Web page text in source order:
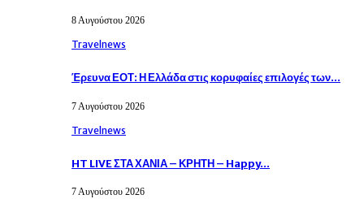
8 Αυγούστου 2026
Travelnews
Έρευνα ΕΟΤ: Η Ελλάδα στις κορυφαίες επιλογές των…
7 Αυγούστου 2026
Travelnews
HT LIVE ΣΤΑ ΧΑΝΙΑ – ΚΡΗΤΗ – Happy…
7 Αυγούστου 2026